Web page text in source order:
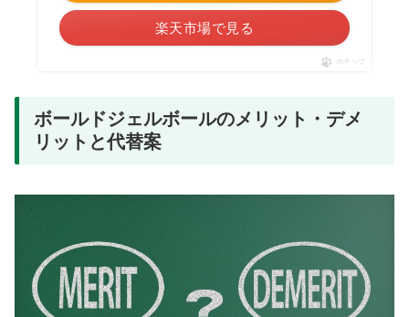
楽天市場で見る
ポチップ
ボールドジェルボールのメリット・デメ
リットと代替案